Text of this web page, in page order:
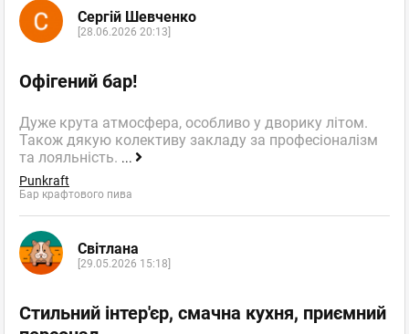
Сергій Шевченко
[28.06.2026 20:13]
Офігений бар!
Дуже крута атмосфера, особливо у дворику літом.
Також дякую колективу закладу за професіоналізм
та лояльність. ...
Punkraft
Бар крафтового пива
Світлана
[29.05.2026 15:18]
Стильний інтер'єр, смачна кухня, приємний